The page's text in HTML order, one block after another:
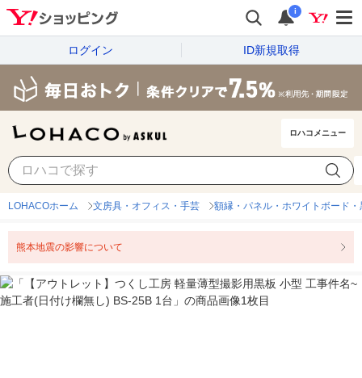
i
ログイン ID新規取得
ロハコメニュー
LOHACOホーム 文房具・オフィス・手芸 額縁・パネル・ホワイトボード・
熊本地震の影響について